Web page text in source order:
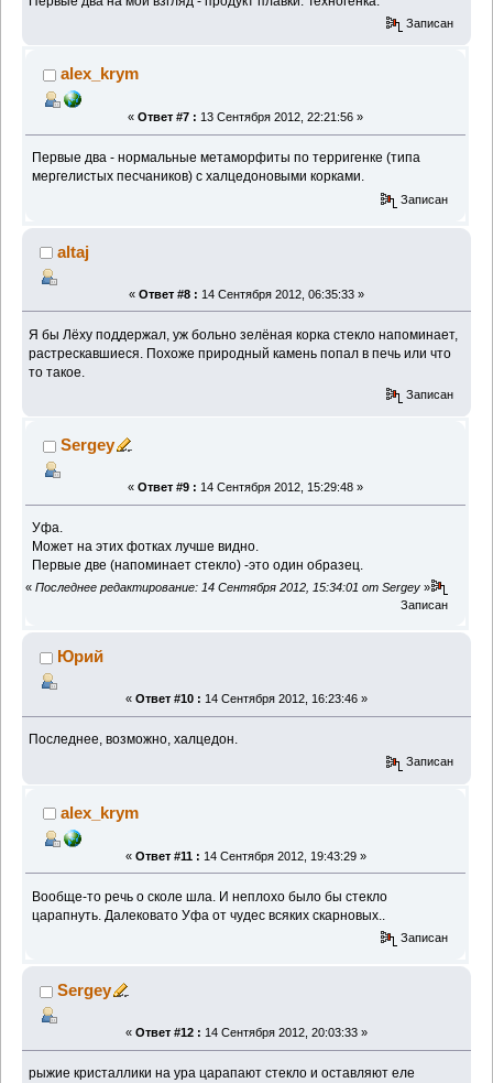
Записан
alex_krym
« Ответ #7 : 13 Сентября 2012, 22:21:56 »
Первые два - нормальные метаморфиты по терригенке (типа
мергелистых песчаников) с халцедоновыми корками.
Записан
altaj
« Ответ #8 : 14 Сентября 2012, 06:35:33 »
Я бы Лёху поддержал, уж больно зелёная корка стекло напоминает,
растрескавшиеся. Похоже природный камень попал в печь или что
то такое.
Записан
Sergey
« Ответ #9 : 14 Сентября 2012, 15:29:48 »
Уфа.
Может на этих фотках лучше видно.
Первые две (напоминает стекло) -это один образец.
« Последнее редактирование: 14 Сентября 2012, 15:34:01 от Sergey »
Записан
Юрий
« Ответ #10 : 14 Сентября 2012, 16:23:46 »
Последнее, возможно, халцедон.
Записан
alex_krym
« Ответ #11 : 14 Сентября 2012, 19:43:29 »
Вообще-то речь о сколе шла. И неплохо было бы стекло
царапнуть. Далековато Уфа от чудес всяких скарновых..
Записан
Sergey
« Ответ #12 : 14 Сентября 2012, 20:03:33 »
рыжие кристаллики на ура царапают стекло и оставляют еле